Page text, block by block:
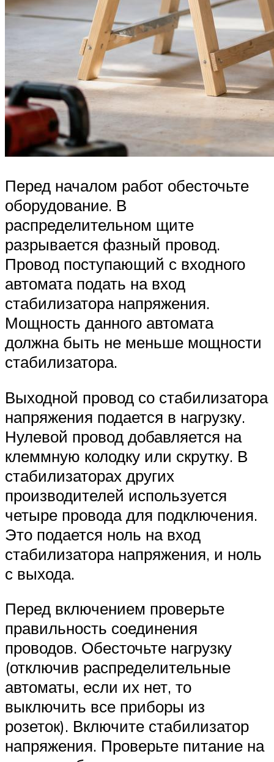
Перед началом работ обесточьте
оборудование. В
распределительном щите
разрывается фазный провод.
Провод поступающий с входного
автомата подать на вход
стабилизатора напряжения.
Мощность данного автомата
должна быть не меньше мощности
стабилизатора.
Выходной провод со стабилизатора
напряжения подается в нагрузку.
Нулевой провод добавляется на
клеммную колодку или скрутку. В
стабилизаторах других
производителей используется
четыре провода для подключения.
Это подается ноль на вход
стабилизатора напряжения, и ноль
с выхода.
Перед включением проверьте
правильность соединения
проводов. Обесточьте нагрузку
(отключив распределительные
автоматы, если их нет, то
выключить все приборы из
розеток). Включите стабилизатор
напряжения. Проверьте питание на